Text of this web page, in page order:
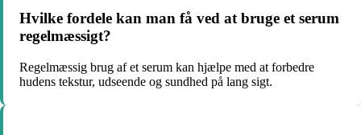
Hvilke fordele kan man få ved at bruge et serum
regelmæssigt?
Regelmæssig brug af et serum kan hjælpe med at forbedre
hudens tekstur, udseende og sundhed på lang sigt.